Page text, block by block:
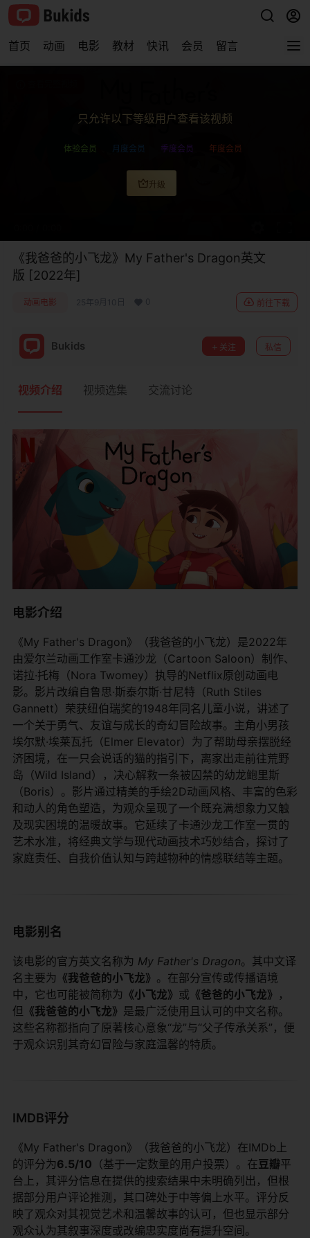
首页 动画 电影 教材 快讯 会员 留言
只允许以下等级用户查看该视频
体验会员 月度会员 季度会员 年度会员
升级
《我爸爸的小飞龙》My Father's Dragon英文
版 [2022年]
动画电影 25年9月10日 前往下载
Bukids 关注 私信
视频介绍 视频选集 交流讨论
电影介绍
《My Father's Dragon》（我爸爸的小飞龙）是2022年
由爱尔兰动画工作室卡通沙龙（Cartoon Saloon）制作、
诺拉·托梅（Nora Twomey）执导的Netflix原创动画电
影。影片改编自鲁思·斯泰尔斯·甘尼特（Ruth Stiles
Gannett）荣获纽伯瑞奖的1948年同名儿童小说，讲述了
一个关于勇气、友谊与成长的奇幻冒险故事。主角小男孩
埃尔默·埃莱瓦托（Elmer Elevator）为了帮助母亲摆脱经
济困境，在一只会说话的猫的指引下，离家出走前往荒野
岛（Wild Island），决心解救一条被囚禁的幼龙鲍里斯
（Boris）。影片通过精美的手绘2D动画风格、丰富的色彩
和动人的角色塑造，为观众呈现了一个既充满想象力又触
及现实困境的温暖故事。它延续了卡通沙龙工作室一贯的
艺术水准，将经典文学与现代动画技术巧妙结合，探讨了
家庭责任、自我价值认知与跨越物种的情感联结等主题。
电影别名
该电影的官方英文名称为 My Father's Dragon。其中文译
名主要为​ ​《我爸爸的小飞龙》​ ​。在部分宣传或传播语境
中，它也可能被简称为​ ​《小飞龙》​ ​或​ ​《爸爸的小飞龙》​ ​，
但​ ​《我爸爸的小飞龙》​ ​是最广泛使用且认可的中文名称。
这些名称都指向了原著核心意象“龙”与“父子传承关系”，便
于观众识别其奇幻冒险与家庭温馨的特质。
IMDB评分
《My Father's Dragon》（我爸爸的小飞龙）在IMDb上
的评分为​​6.5/10​ ​（基于一定数量的用户投票）。在​​豆瓣​​平
台上，其评分信息在提供的搜索结果中未明确列出，但根
据部分用户评论推测，其口碑处于中等偏上水平。评分反
映了观众对其视觉艺术和温馨故事的认可，但也显示部分
观众认为其叙事深度或改编忠实度尚有提升空间。